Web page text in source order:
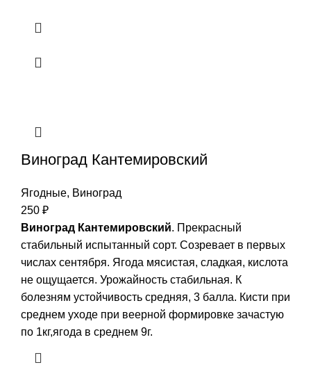
Виноград Кантемировский
Ягодные, Виноград
250 ₽
Виноград Кантемировский. Прекрасный
стабильный испытанный сорт. Созревает в первых
числах сентября. Ягода мясистая, сладкая, кислота
не ощущается. Урожайность стабильная. К
болезням устойчивость средняя, 3 балла. Кисти при
среднем уходе при веерной формировке зачастую
по 1кг,ягода в среднем 9г.